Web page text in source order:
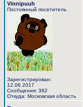
Vinnipuuh
Постоянный посетитель
Зарегистрирован:
12.06.2017
Сообщения: 382
Откуда: Московская область